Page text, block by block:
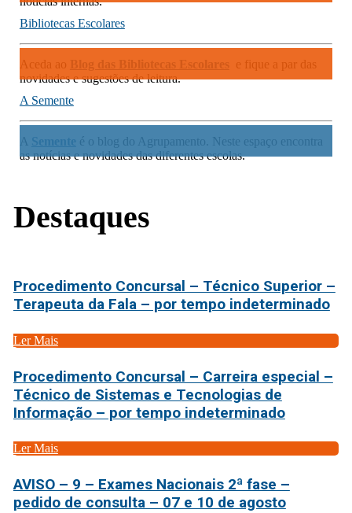
Bibliotecas Escolares
Aceda ao Blog das Bibliotecas Escolares e fique a par das
novidades e sugestões de leitura.
A Semente
A Semente é o blog do Agrupamento. Neste espaço encontra
as notícias e novidades das diferentes escolas.
Destaques
Procedimento Concursal – Técnico Superior –
Terapeuta da Fala – por tempo indeterminado
Ler Mais
Procedimento Concursal – Carreira especial –
Técnico de Sistemas e Tecnologias de
Informação – por tempo indeterminado
Ler Mais
AVISO – 9 – Exames Nacionais 2ª fase –
pedido de consulta – 07 e 10 de agosto